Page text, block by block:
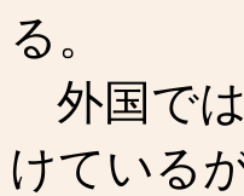
る。
外国で
けている